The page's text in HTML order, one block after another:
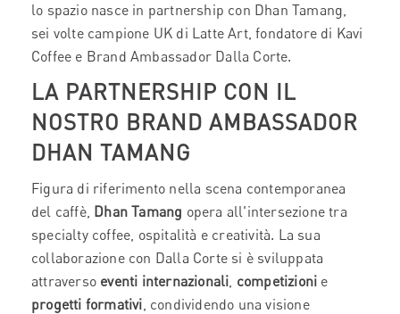
lo spazio nasce in partnership con Dhan Tamang,
sei volte campione UK di Latte Art, fondatore di Kavi
Coffee e Brand Ambassador Dalla Corte.
LA PARTNERSHIP CON IL
NOSTRO BRAND AMBASSADOR
DHAN TAMANG
Figura di riferimento nella scena contemporanea
del caffè, Dhan Tamang opera all'intersezione tra
specialty coffee, ospitalità e creatività. La sua
collaborazione con Dalla Corte si è sviluppata
attraverso eventi internazionali, competizioni e
progetti formativi, condividendo una visione